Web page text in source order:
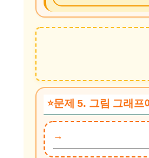
문제 5. 그림 그래프